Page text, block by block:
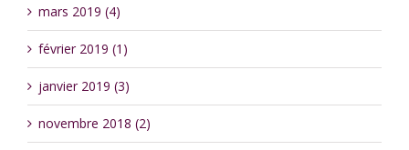
mars 2019 (4)
février 2019 (1)
janvier 2019 (3)
novembre 2018 (2)